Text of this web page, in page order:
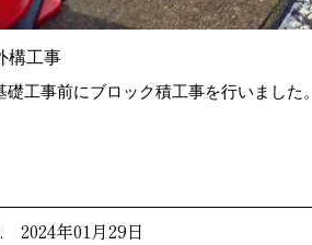
構工事
礎工事前にブロック積工事を行いました。
2024年01月29日